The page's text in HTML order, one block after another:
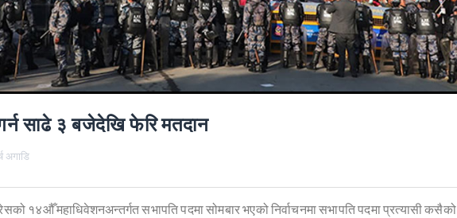
साढे ३ बजेदेखि फेरि मतदान
अगाडि
१४औँ महाधिवेशनअन्तर्गत सभापति पदमा सोमबार भएको निर्वाचनमा सभापति पदमा प्रत्यासी कसैको